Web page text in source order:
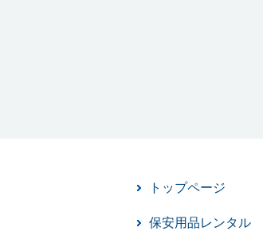
トップページ
保安用品レンタル